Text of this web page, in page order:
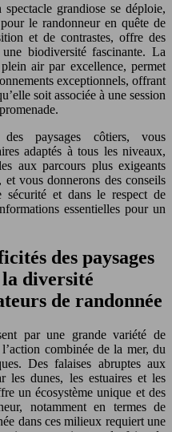
grandiose se déploie,
le randonneur en quête de
et de contrastes, offre des
biodiversité fascinante. La
air par excellence, permet
exceptionnels, offrant
soit associée à une session
paysages côtiers, vous
adaptés à tous les niveaux,
aux parcours plus exigeants
vous donnerons des conseils
sécurité et dans le respect de
essentielles pour un
des paysages
diversité
de randonnée
par une grande variété de
combinée de la mer, du
Des falaises abruptes aux
les dunes, les estuaires et les
un écosystème unique et des
notamment en termes de
dans ces milieux requiert une